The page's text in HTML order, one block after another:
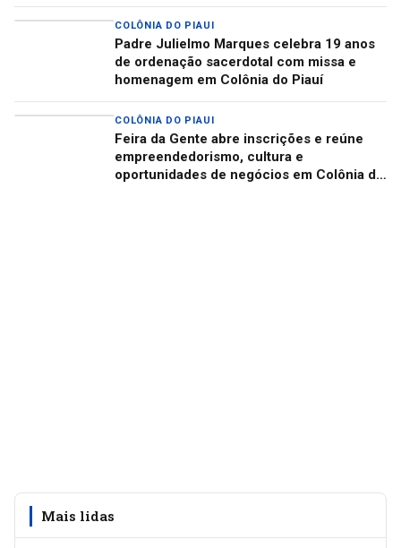
COLÔNIA DO PIAUI
Padre Julielmo Marques celebra 19 anos
de ordenação sacerdotal com missa e
homenagem em Colônia do Piauí
COLÔNIA DO PIAUI
Feira da Gente abre inscrições e reúne
empreendedorismo, cultura e
oportunidades de negócios em Colônia do
Mais lidas